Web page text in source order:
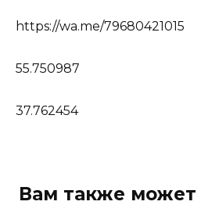
https://wa.me/79680421015
55.750987
37.762454
Вам также может